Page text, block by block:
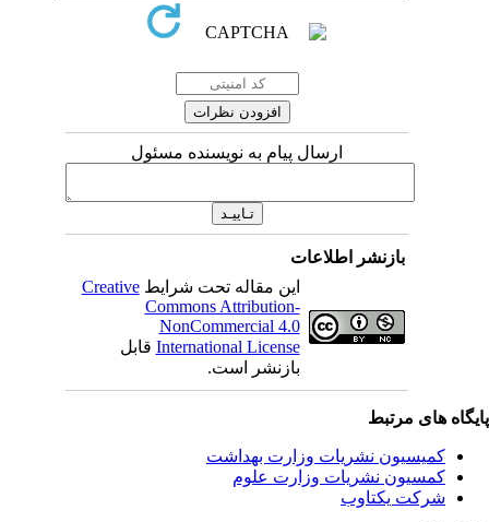
ارسال پیام به نویسنده مسئول
بازنشر اطلاعات
این مقاله تحت شرایطCreative
Commons Attribution-
NonCommercial 4.0
International Licenseقابل
بازنشر است.
های مرتبط
کمیسیون نشریات وزارت بهداشت
کمسیون نشریات وزارت علوم
شرکت یکتاوب